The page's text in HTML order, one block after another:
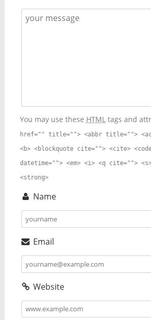
You may use these HTMLtags and
href="" title=""> <abbr title="">
<b> <blockquote cite=""> <cite>
datetime=""> <em> <i> <q cite="">
<strong>
Name
Email
Website